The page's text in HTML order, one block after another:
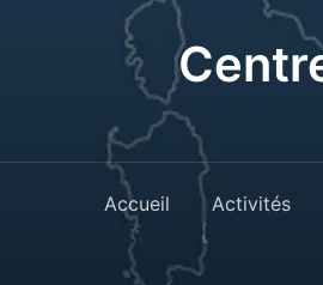
Accueil Activités